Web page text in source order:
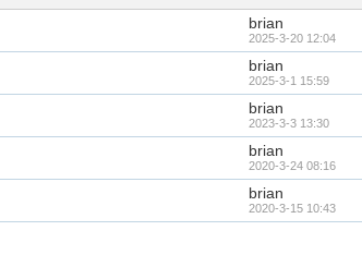
brian
2025-3-20 12:04
brian
2025-3-1 15:59
brian
2023-3-3 13:30
brian
2020-3-24 08:16
brian
2020-3-15 10:43